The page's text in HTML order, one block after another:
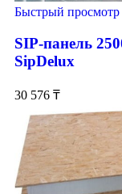
Быстрый просмотр
SIP-панель
SipDelux
30 576 ₸